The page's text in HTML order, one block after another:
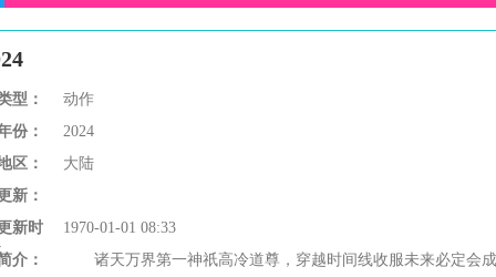
型：
动作
份：
2024
区：
大陆
新：
新时
：
1970-01-01 08:33
介：
诸天万界第一神祇高冷道尊，穿越时间线收服未来必定会